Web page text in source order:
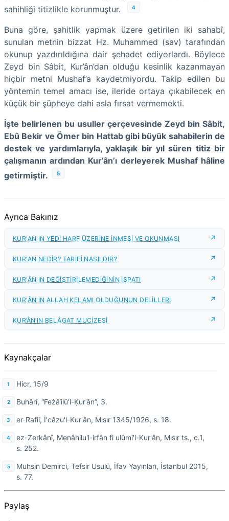
sahihliği titizlikle korunmuştur.
4
Buna göre, şahitlik yapmak üzere getirilen iki sahabî,
sunulan metnin bizzat Hz. Muhammed (sav) tarafından
okunup yazdırıldığına dair şehadet ediyorlardı. Böylece
Zeyd bin Sâbit, Kur’ân’dan olduğu kesinlik kazanmayan
hiçbir metni Mushaf’a kaydetmiyordu. Takip edilen bu
yöntemin temel amacı ise, ileride ortaya çıkabilecek en
küçük bir şüpheye dahi asla fırsat vermemekti.
İşte belirlenen bu usuller çerçevesinde Zeyd bin Sâbit,
Ebû Bekir ve Ömer bin Hattab gibi büyük sahabilerin de
destek ve yardımlarıyla, yaklaşık bir yıl süren titiz bir
çalışmanın ardından Kur’ân’ı derleyerek Mushaf hâline
getirmiştir.
5
Ayrıca Bakınız
KUR'AN'IN YEDİ HARF ÜZERİNE İNMESİ VE OKUNMASI
KUR'AN NEDİR? TARİFİ NASILDIR?
KUR'ÂN'IN DEĞİŞTİRİLEMEDİĞİNİN İSPATI
KUR'ÂN'IN ALLAH KELAMI OLDUĞUNUN DELİLLERİ
KUR’ÂN’IN BELÂGAT MUCİZESİ
Kaynakçalar
Hicr, 15/9
Buhârî, “Feżâʾilü’l-Ḳurʾân”, 3.
er-Rafii, İ'câzu'l-Kur'ân, Mısır 1345/1926, s. 18.
ez-Zerkânî, Menâhilu'l-irfân fi ulûmi'l-Kur'ân, Mısır ts., c.1,
s. 252.
Muhsin Demirci, Tefsir Usulü, İfav Yayınları, İstanbul 2015,
s. 77.
Paylaş